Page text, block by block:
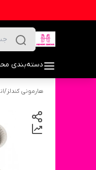
دسته‌بندی
هارمونی کندلز/